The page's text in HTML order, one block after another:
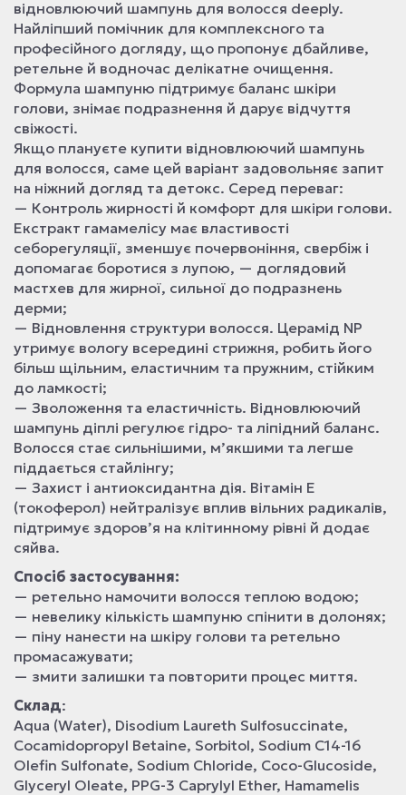
відновлюючий шампунь для волосся deeply.
Найліпший помічник для комплексного та
професійного догляду, що пропонує дбайливе,
ретельне й водночас делікатне очищення.
Формула шампуню підтримує баланс шкіри
голови, знімає подразнення й дарує відчуття
свіжості.
Якщо плануєте купити відновлюючий шампунь
для волосся, саме цей варіант задовольняє запит
на ніжний догляд та детокс. Серед переваг:
— Контроль жирності й комфорт для шкіри голови.
Екстракт гамамелісу має властивості
себорегуляції, зменшує почервоніння, свербіж і
допомагає боротися з лупою, — доглядовий
мастхев для жирної, сильної до подразнень
дерми;
— Відновлення структури волосся. Церамід NP
утримує вологу всередині стрижня, робить його
більш щільним, еластичним та пружним, стійким
до ламкості;
— Зволоження та еластичність. Відновлюючий
шампунь діплі регулює гідро- та ліпідний баланс.
Волосся стає сильнішими, м’якшими та легше
піддається стайлінгу;
— Захист і антиоксидантна дія. Вітамін Е
(токоферол) нейтралізує вплив вільних радикалів,
підтримує здоров’я на клітинному рівні й додає
сяйва.
Спосіб застосування:
— ретельно намочити волосся теплою водою;
— невелику кількість шампуню спінити в долонях;
— піну нанести на шкіру голови та ретельно
промасажувати;
— змити залишки та повторити процес миття.
Склад:
Aqua (Water), Disodium Laureth Sulfosuccinate,
Cocamidopropyl Betaine, Sorbitol, Sodium C14-16
Olefin Sulfonate, Sodium Chloride, Coco-Glucoside,
Glyceryl Oleate, PPG-3 Caprylyl Ether, Hamamelis